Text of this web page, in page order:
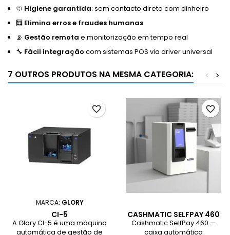
🧼 Higiene garantida: sem contacto direto com dinheiro
🧮 Elimina erros e fraudes humanas
📡 Gestão remota e monitorização em tempo real
🔧 Fácil integração com sistemas POS via driver universal
7 OUTROS PRODUTOS NA MESMA CATEGORIA: >
<
MARCA: GLORY
CI-5
A Glory CI-5 é uma máquina
automática de gestão de
favorite_border
CASHMATIC SELFPAY 460
Cashmatic SelfPay 460 —
caixa automática
favorite_border